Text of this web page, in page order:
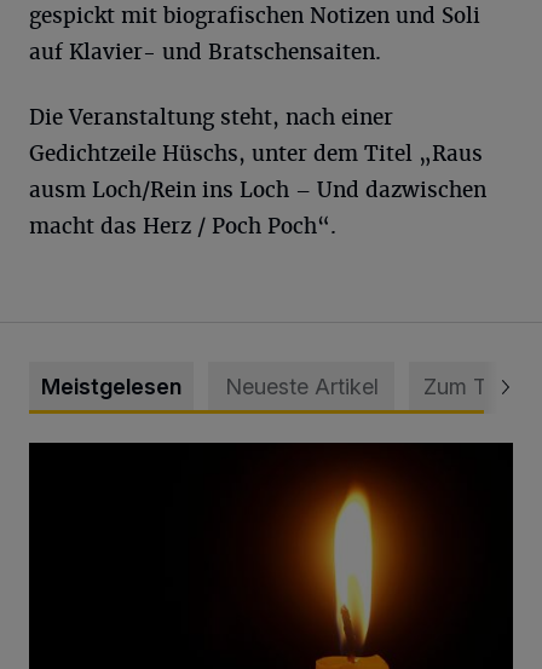
gespickt mit biografischen Notizen und Soli
auf Klavier- und Bratschensaiten.
Die Veranstaltung steht, nach einer
Gedichtzeile Hüschs, unter dem Titel „Raus
ausm Loch/Rein ins Loch – Und dazwischen
macht das Herz / Poch Poch“.
Meistgelesen Neueste Artikel Zum Thema